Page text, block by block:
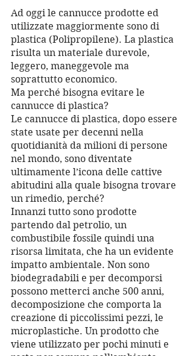
Ad oggi le cannucce prodotte ed
utilizzate maggiormente sono di
plastica (Polipropilene). La plastica
risulta un materiale durevole,
leggero, maneggevole ma
soprattutto economico.
Ma perché bisogna evitare le
cannucce di plastica?
Le cannucce di plastica, dopo essere
state usate per decenni nella
quotidianità da milioni di persone
nel mondo, sono diventate
ultimamente l’icona delle cattive
abitudini alla quale bisogna trovare
un rimedio, perché?
Innanzi tutto sono prodotte
partendo dal petrolio, un
combustibile fossile quindi una
risorsa limitata, che ha un evidente
impatto ambientale. Non sono
biodegradabili e per decomporsi
possono metterci anche 500 anni,
decomposizione che comporta la
creazione di piccolissimi pezzi, le
microplastiche. Un prodotto che
viene utilizzato per pochi minuti e